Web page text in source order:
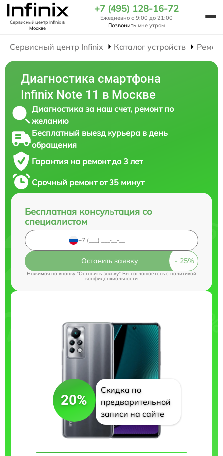
Сервисный центр Infinixв
Москве
+7 (495) 128-16-72
Ежедневно с 9:00 до 21:00
Позвонить мне утром
Сервисный центр Infinix Каталог устройств
Диагностика смартфона
Infinix Note 11 в Москве
Диагностика за наш счет, ремонт по
желанию
Бесплатный выезд курьера в день
обращения
Гарантия на ремонт до 3 лет
Срочный ремонт от 35 минут
Бесплатная консультация со
специалистом
Оставить заявку
Нажимая на кнопку "Оставить заявку" Вы соглашаетесь cполитикой
конфиденциальности
20%
Скидка по
предварительной
записи на сайте